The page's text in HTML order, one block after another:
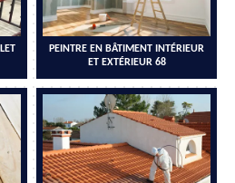
PEINTRE EN BÂTIMENT INTÉRIEUR
ET EXTÉRIEUR 68